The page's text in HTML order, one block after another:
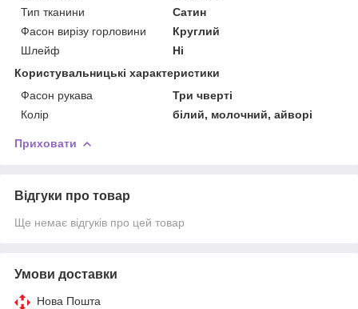
Тип тканини
Сатин
Фасон вирізу горловини
Круглий
Шлейф
Ні
Користувальницькі характеристики
Фасон рукава
Три чверті
Колір
білий, молочний, айворі
Приховати
Відгуки про товар
Ще немає відгуків про цей товар
Умови доставки
Нова Пошта